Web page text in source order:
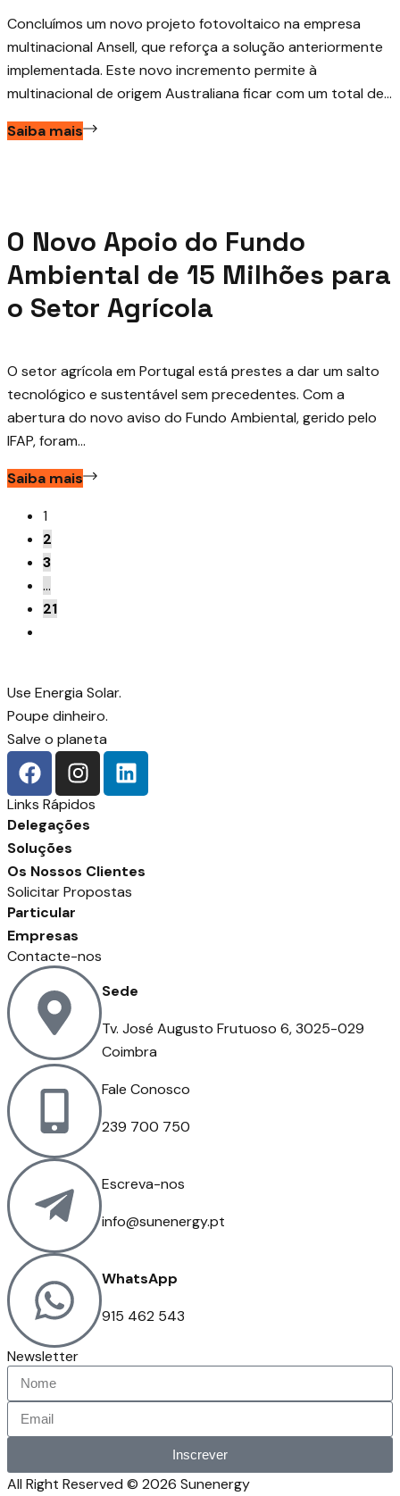
Concluímos um novo projeto fotovoltaico na empresa
multinacional Ansell, que reforça a solução anteriormente
implementada. Este novo incremento permite à
multinacional de origem Australiana ficar com um total de...
Saiba mais
O Novo Apoio do Fundo
Ambiental de 15 Milhões para
o Setor Agrícola
O setor agrícola em Portugal está prestes a dar um salto
tecnológico e sustentável sem precedentes. Com a
abertura do novo aviso do Fundo Ambiental, gerido pelo
IFAP, foram...
Saiba mais
1
2
3
…
21
Use Energia Solar.
Poupe dinheiro.
Salve o planeta
Links Rápidos
Delegações
Soluções
Os Nossos Clientes
Solicitar Propostas
Particular
Empresas
Contacte-nos
Sede
Tv. José Augusto Frutuoso 6, 3025-029
Coimbra
Fale Conosco
239 700 750
Escreva-nos
info@sunenergy.pt
WhatsApp
915 462 543
Newsletter
Inscrever
All Right Reserved © 2026 Sunenergy